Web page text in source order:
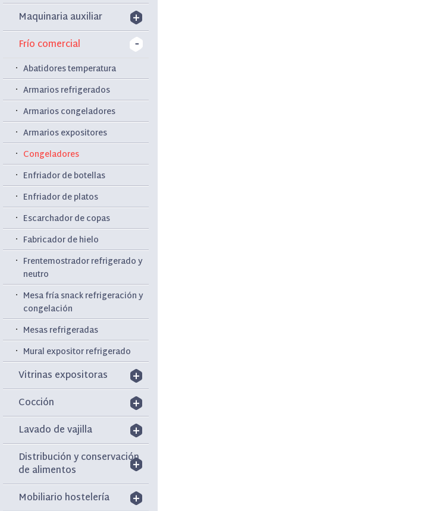
Maquinaria auxiliar
Frío comercial
Abatidores temperatura
Armarios refrigerados
Armarios congeladores
Armarios expositores
Congeladores
Enfriador de botellas
Enfriador de platos
Escarchador de copas
Fabricador de hielo
Frentemostrador refrigerado y
neutro
Mesa fría snack refrigeración y
congelación
Mesas refrigeradas
Mural expositor refrigerado
Vitrinas expositoras
Cocción
Lavado de vajilla
Distribución y conservación
de alimentos
Mobiliario hostelería